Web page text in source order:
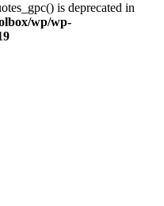
is deprecated in
wp/wp-